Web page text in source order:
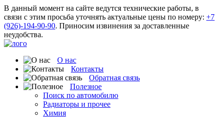
В данный момент на сайте ведутся технические работы, в
связи с этим просьба уточнять актуальные цены по номеру: +7
(926)-194-90-90. Приносим извинения за доставленные
неудобства.
О нас
Контакты
Обратная связь
Полезное
Поиск по автомобилю
Радиаторы и прочее
Химия